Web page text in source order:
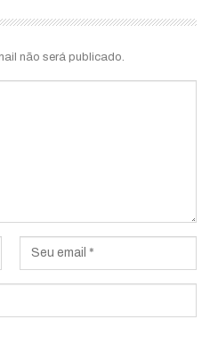
não será publicado.